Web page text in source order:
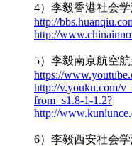
4）李毅香港社会
http://
http://
5）李毅南京航空
https://
http://v.youku.com/
from=s1.8-1-1.2?
http://
6）李毅西安社会